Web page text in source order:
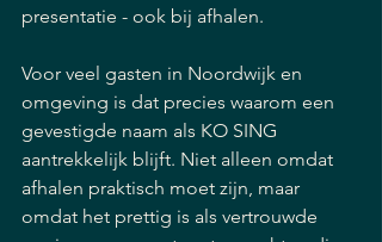
presentatie - ook bij afhalen.
Voor veel gasten in Noordwijk en
omgeving is dat precies waarom een
gevestigde naam als KO SING
aantrekkelijk blijft. Niet alleen omdat
afhalen praktisch moet zijn, maar
omdat het prettig is als vertrouwde